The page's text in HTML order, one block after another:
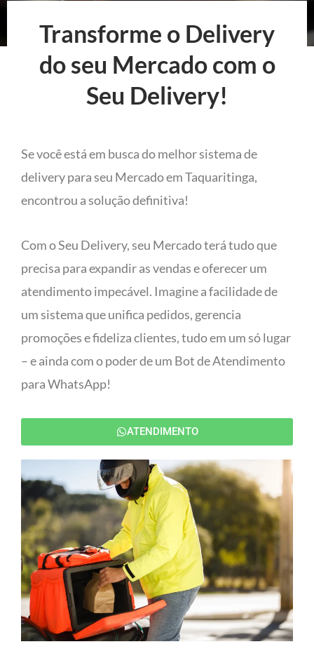
Transforme o Delivery
do seu Mercado com o
Seu Delivery!
Se você está em busca do melhor sistema de
delivery para seu Mercado em Taquaritinga,
encontrou a solução definitiva!
Com o Seu Delivery, seu Mercado terá tudo que
precisa para expandir as vendas e oferecer um
atendimento impecável. Imagine a facilidade de
um sistema que unifica pedidos, gerencia
promoções e fideliza clientes, tudo em um só lugar
– e ainda com o poder de um Bot de Atendimento
para WhatsApp!
ATENDIMENTO